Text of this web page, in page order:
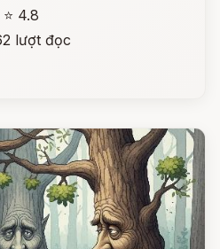
⭐ 4.8
lượt đọc